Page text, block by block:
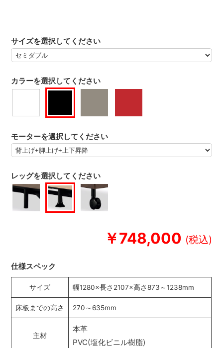
￥748,000
カラーを選択してください
サイズを選択してください
モーターを選択してください
レッグを選択してください
仕様スペック
サイズ 幅1280×長さ2107×高さ873～1238mm
床板までの高さ 270～635mm
主材
本革
PVC(塩化ビニル樹脂)